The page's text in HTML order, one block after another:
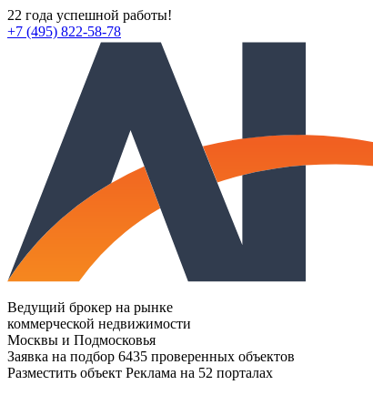
22 года успешной работы!
+7 (495) 822-58-78
Ведущий брокер на рынке
коммерческой недвижимости
Москвы и Подмосковья
Заявка на подбор 6435 проверенных объектов
Разместить объект Реклама на 52 порталах